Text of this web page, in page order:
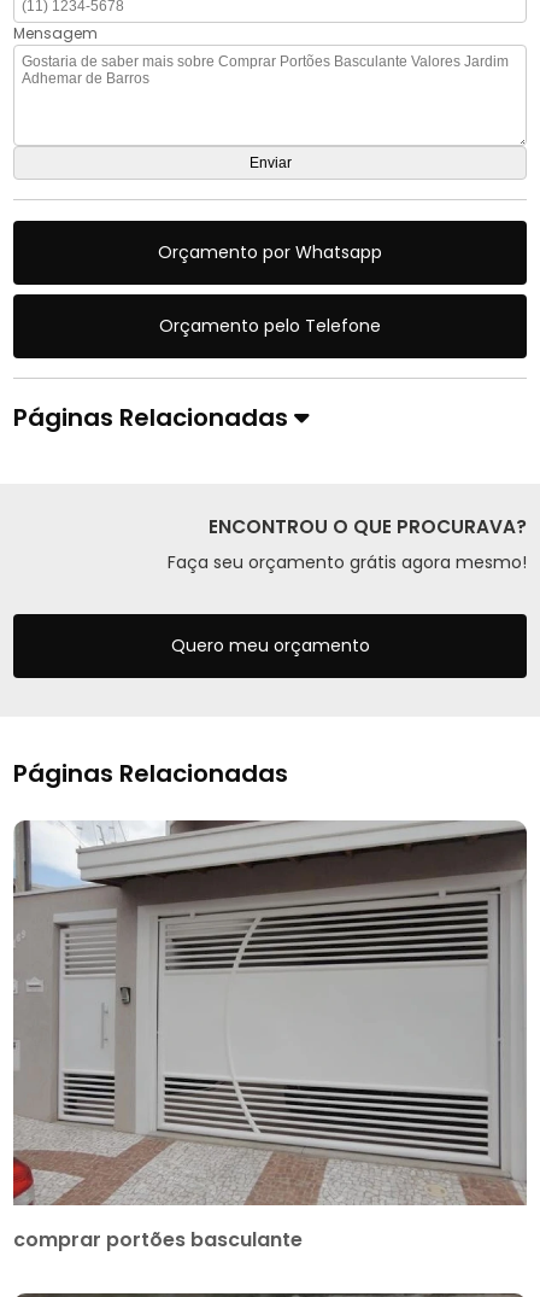
Mensagem
Orçamento por Whatsapp
Orçamento pelo Telefone
Páginas Relacionadas
ENCONTROU O QUE PROCURAVA?
Faça seu orçamento grátis agora mesmo!
Quero meu orçamento
Páginas Relacionadas
comprar portões basculante